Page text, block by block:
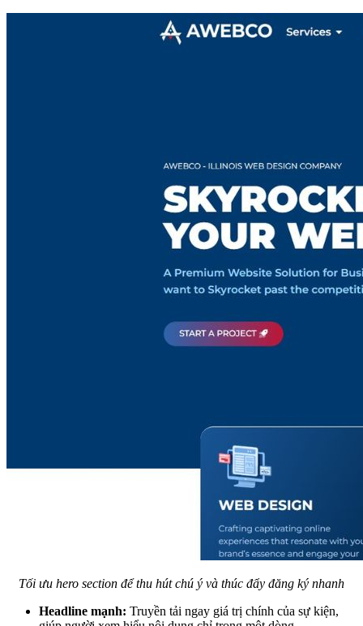
Tối ưu hero section để thu hút chú ý và thúc đẩy đăng ký nhanh
Headline mạnh: Truyền tải ngay giá trị chính của sự kiện,